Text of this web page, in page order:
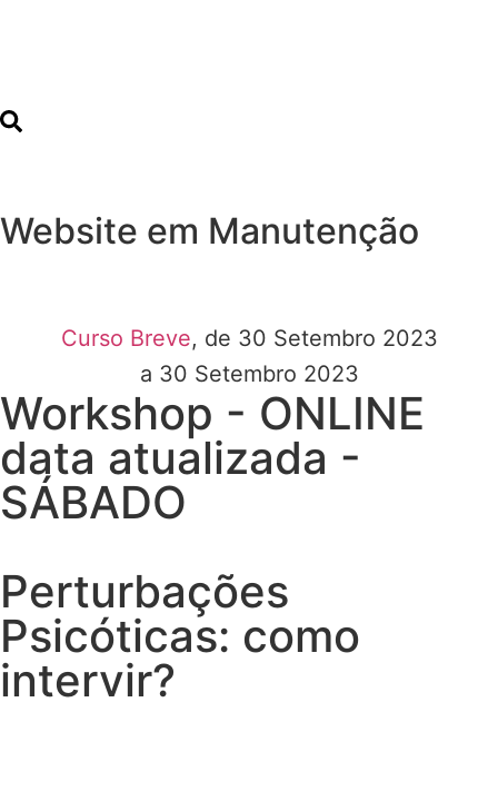
Website em Manutenção
Curso Breve, de 30 Setembro 2023
a 30 Setembro 2023
Workshop - ONLINE
data atualizada -
SÁBADO
Perturbações
Psicóticas: como
intervir?